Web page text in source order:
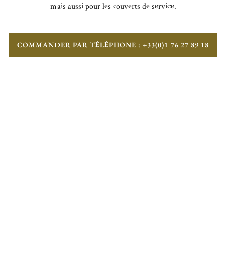
mais aussi pour les couverts de service.
COMMANDER PAR TÉLÉPHONE : +33(0)1 76 27 89 18